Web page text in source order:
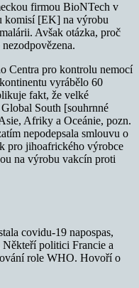
firmou BioNTech v
komisí [EK] na výrobu
Avšak otázka, proč
Centra pro kontrolu nemocí
vyrábělo 60
fakt, že velké
South [souhrnné
Afriky a Oceánie, pozn.
nepodepsala smlouvu o
pro jihoafrického výrobce
na výrobu vakcín proti
covidu-19 napospas,
Někteří politici Francie a
role WHO. Hovoří o